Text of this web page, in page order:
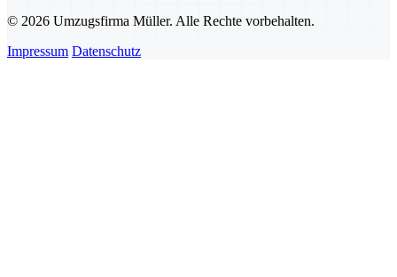
© 2026 Umzugsfirma Müller. Alle Rechte vorbehalten.
Impressum Datenschutz